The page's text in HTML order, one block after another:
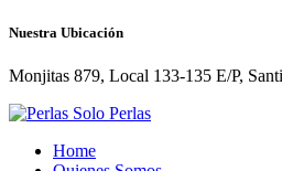
Nuestra Ubicación
Monjitas 879, Local 133-135 E/P,
Home